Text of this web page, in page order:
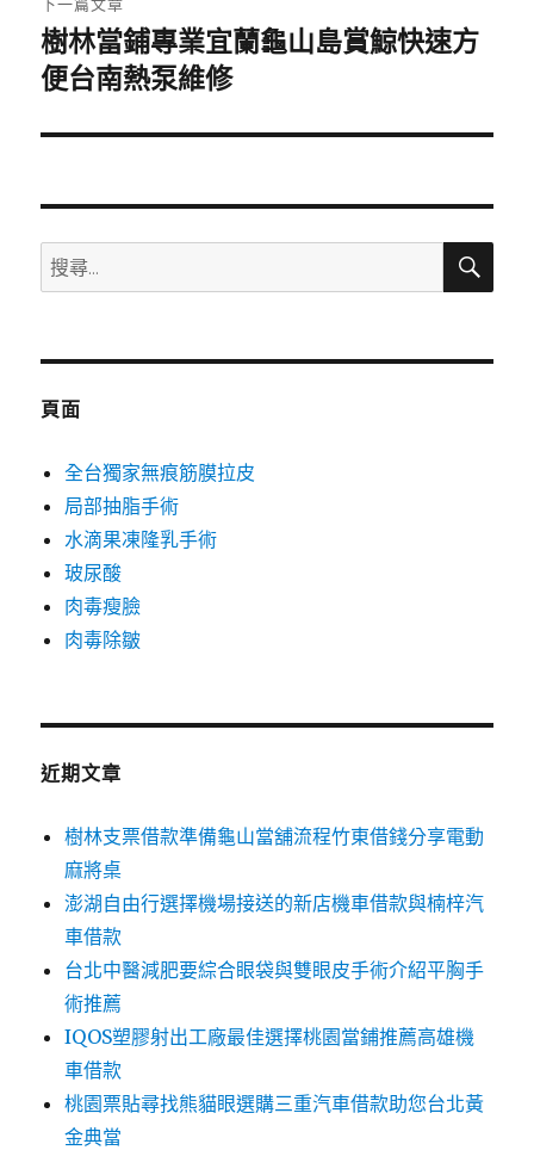
下
一
文
樹林當鋪專業宜蘭龜山島賞鯨快速方
便台南熱泵維修
搜
尋
鍵
搜
頁面
全台獨家無痕筋膜拉皮
局部抽脂手術
水滴果凍隆乳手術
玻尿酸
肉毒瘦臉
肉毒除皺
近期文章
樹林支票借款準備龜山當舖流程竹東借錢分享電動
麻將桌
澎湖自由行選擇機場接送的新店機車借款與楠梓汽
車借款
台北中醫減肥要綜合眼袋與雙眼皮手術介紹平胸手
術推薦
IQOS塑膠射出工廠最佳選擇桃園當鋪推薦高雄機
車借款
桃園票貼尋找熊貓眼選購三重汽車借款助您台北黃
金典當